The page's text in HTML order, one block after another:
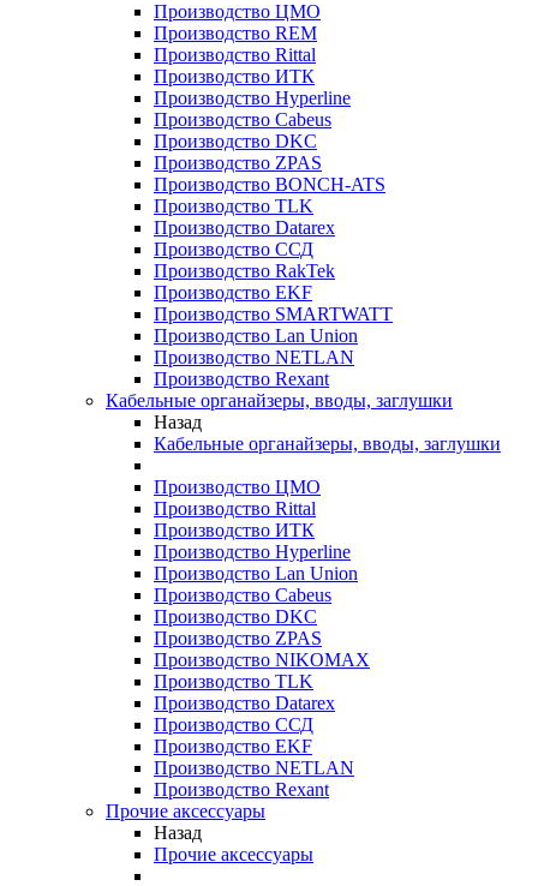
Производство ЦМО
Производство REM
Производство Rittal
Производство ИТК
Производство Hyperline
Производство Cabeus
Производство DKC
Производство ZPAS
Производство BONCH-ATS
Производство TLK
Производство Datarex
Производство ССД
Производство RakTek
Производство EKF
Производство SMARTWATT
Производство Lan Union
Производство NETLAN
Производство Rexant
Кабельные органайзеры, вводы, заглушки
Назад
Кабельные органайзеры, вводы, заглушки
Производство ЦМО
Производство Rittal
Производство ИТК
Производство Hyperline
Производство Lan Union
Производство Cabeus
Производство DKC
Производство ZPAS
Производство NIKOMAX
Производство TLK
Производство Datarex
Производство ССД
Производство EKF
Производство NETLAN
Производство Rexant
Прочие аксеcсуары
Назад
Прочие аксеcсуары